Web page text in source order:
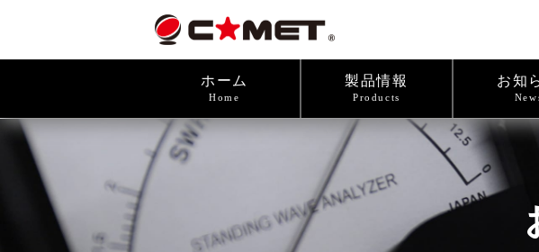
ホーム
Home
製品情報
Products
お知